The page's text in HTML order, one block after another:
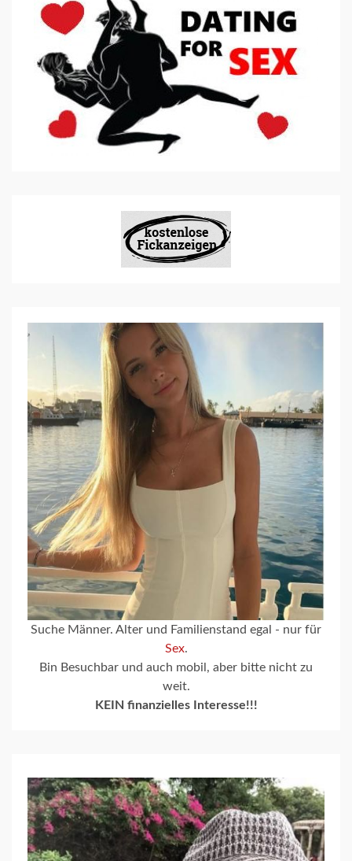
Suche Männer. Alter und Familienstand egal - nur für
Sex.
Bin Besuchbar und auch mobil, aber bitte nicht zu
weit.
KEIN finanzielles Interesse!!!